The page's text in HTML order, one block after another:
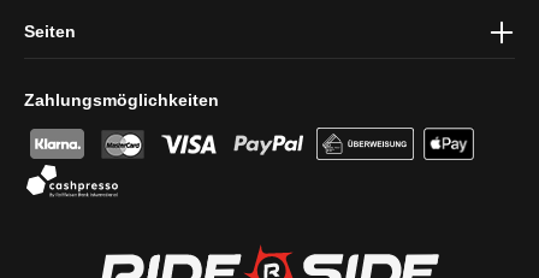
Zahlungsmöglichkeiten
Seiten